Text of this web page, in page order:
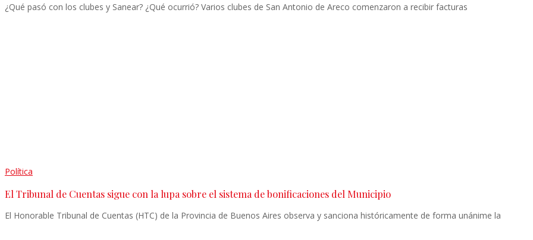
¿Qué pasó con los clubes y Sanear? ¿Qué ocurrió? Varios clubes de San Antonio de Areco comenzaron a recibir facturas
Política
El Tribunal de Cuentas sigue con la lupa sobre el sistema de bonificaciones del Municipio
El Honorable Tribunal de Cuentas (HTC) de la Provincia de Buenos Aires observa y sanciona históricamente de forma unánime la